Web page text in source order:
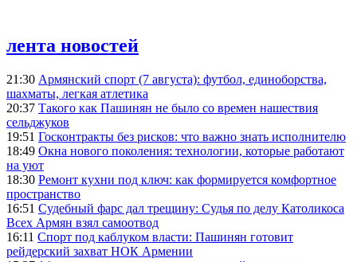
лента новостей
21:30 Армянский спорт (7 августа): футбол, единоборства,
шахматы, легкая атлетика
20:37 Такого как Пашинян не было со времен нашествия
сельджуков
19:51 Госконтракты без рисков: что важно знать исполнителю
18:49 Окна нового поколения: технологии, которые работают
на уют
18:30 Ремонт кухни под ключ: как формируется комфортное
пространство
16:51 Судебный фарс дал трещину: Судья по делу Католикоса
Всех Армян взял самоотвод
16:11 Спорт под каблуком власти: Пашинян готовит
рейдерский захват НОК Армении